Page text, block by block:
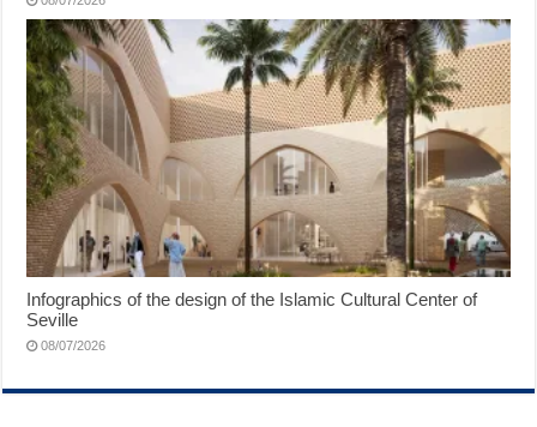
Infographics of the design of the Islamic Cultural Center of
Seville
08/07/2026